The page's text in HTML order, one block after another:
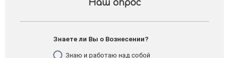
Наш опрос
Знаете ли Вы о Вознесении?
Знаю и работаю над собой